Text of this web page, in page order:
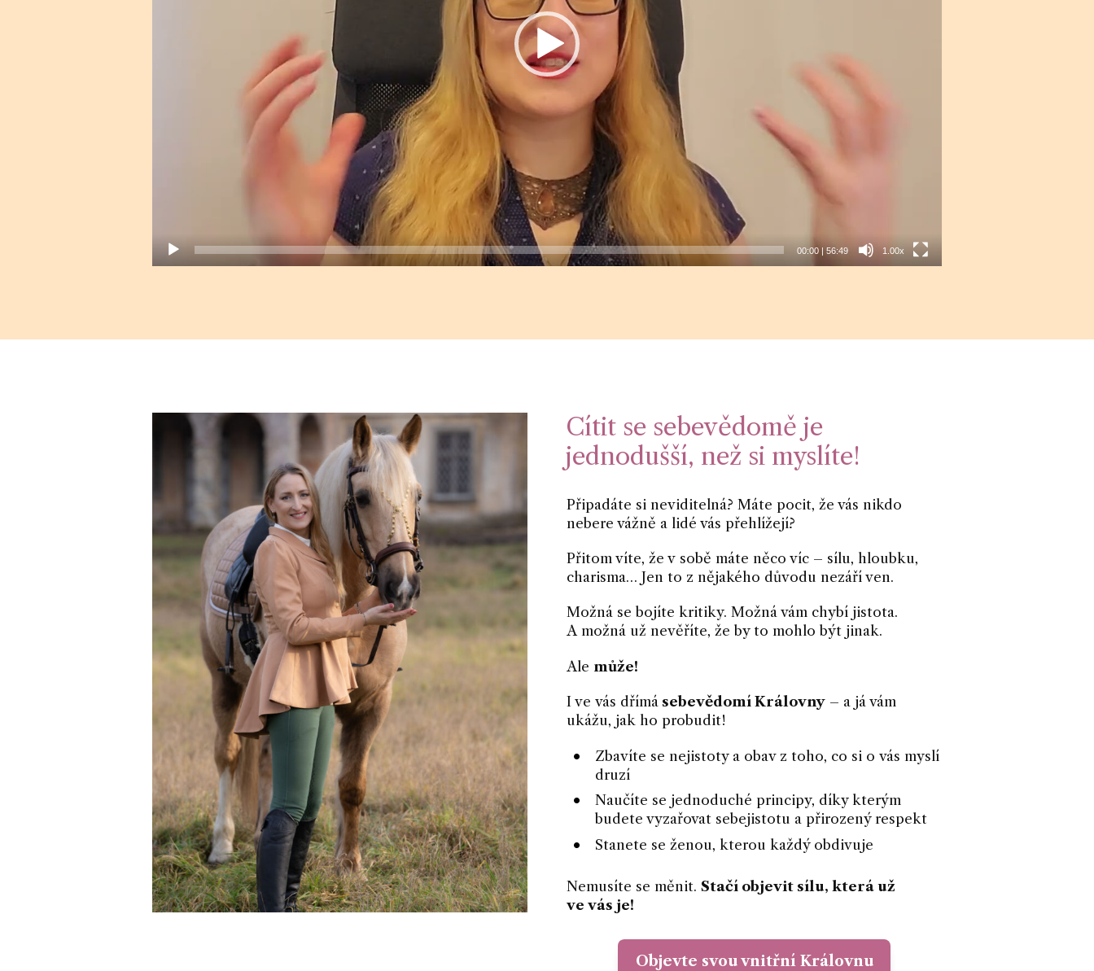
00:00 | 56:49 1.00x
Cítit se sebevědomě je
jednodušší, než si myslíte!
Připadáte si neviditelná? Máte pocit, že vás nikdo
nebere vážně a lidé vás přehlížejí?
Přitom víte, že v sobě máte něco víc – sílu, hloubku,
charisma… Jen to z nějakého důvodu nezáří ven.
Možná se bojíte kritiky. Možná vám chybí jistota.
A možná už nevěříte, že by to mohlo být jinak.
Ale může!
I ve vás dřímá sebevědomí Královny – a já vám
ukážu, jak ho probudit!
Zbavíte se nejistoty a obav z toho, co si o vás myslí
druzí
Naučíte se jednoduché principy, díky kterým
budete vyzařovat sebejistotu a přirozený respekt
Stanete se ženou, kterou každý obdivuje
Nemusíte se měnit.Stačí objevit sílu, která už
ve vás je!
Objevte svou vnitřní Královnu